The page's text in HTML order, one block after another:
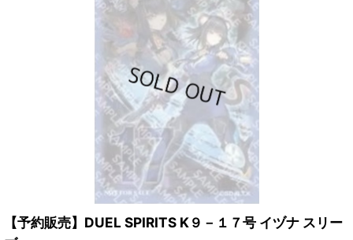
【予約販売】DUEL SPIRITS K９－１７号 イヅナ スリー